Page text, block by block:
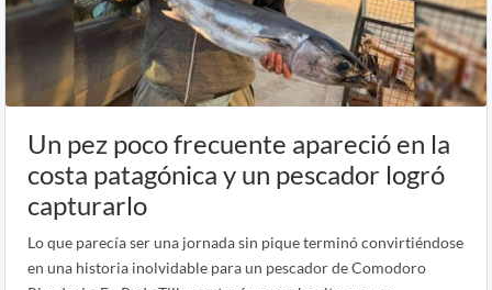
Un pez poco frecuente apareció en la
costa patagónica y un pescador logró
capturarlo
Lo que parecía ser una jornada sin pique terminó convirtiéndose
en una historia inolvidable para un pescador de Comodoro